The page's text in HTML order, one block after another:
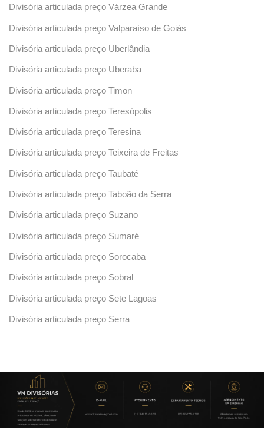
Divisória articulada preço Várzea Grande
Divisória articulada preço Valparaíso de Goiás
Divisória articulada preço Uberlândia
Divisória articulada preço Uberaba
Divisória articulada preço Timon
Divisória articulada preço Teresópolis
Divisória articulada preço Teresina
Divisória articulada preço Teixeira de Freitas
Divisória articulada preço Taubaté
Divisória articulada preço Taboão da Serra
Divisória articulada preço Suzano
Divisória articulada preço Sumaré
Divisória articulada preço Sorocaba
Divisória articulada preço Sobral
Divisória articulada preço Sete Lagoas
Divisória articulada preço Serra